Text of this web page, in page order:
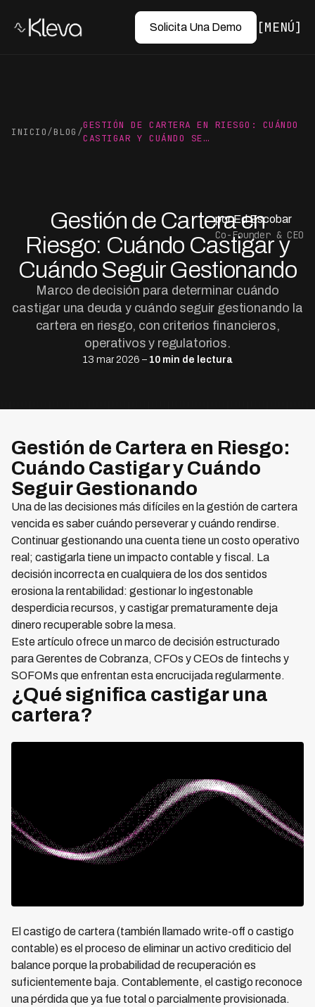
Solicita Una Demo MENÚ
INICIO/BLOG /
GESTIÓN DE CARTERA EN RIESGO: CUÁNDO
CASTIGAR Y CUÁNDO SE…
Gestión de Cartera en
Riesgo: Cuándo Castigar y
Cuándo Seguir Gestionando
Marco de decisión para determinar cuándo
castigar una deuda y cuándo seguir gestionando la
cartera en riesgo, con criterios financieros,
operativos y regulatorios.
13 mar 2026 – 10 min de lectura
por Ed Escobar
Co-Founder & CEO
Gestión de Cartera en Riesgo:
Cuándo Castigar y Cuándo
Seguir Gestionando
Una de las decisiones más difíciles en la gestión de cartera
vencida es saber cuándo perseverar y cuándo rendirse.
Continuar gestionando una cuenta tiene un costo operativo
real; castigarla tiene un impacto contable y fiscal. La
decisión incorrecta en cualquiera de los dos sentidos
erosiona la rentabilidad: gestionar lo ingestonable
desperdicia recursos, y castigar prematuramente deja
dinero recuperable sobre la mesa.
Este artículo ofrece un marco de decisión estructurado
para Gerentes de Cobranza, CFOs y CEOs de fintechs y
SOFOMs que enfrentan esta encrucijada regularmente.
¿Qué significa castigar una
cartera?
El castigo de cartera (también llamado write-off o castigo
contable) es el proceso de eliminar un activo crediticio del
balance porque la probabilidad de recuperación es
suficientemente baja. Contablemente, el castigo reconoce
una pérdida que ya fue total o parcialmente provisionada.